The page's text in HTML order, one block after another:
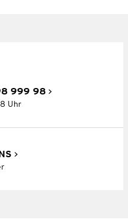
999 98
Uhr